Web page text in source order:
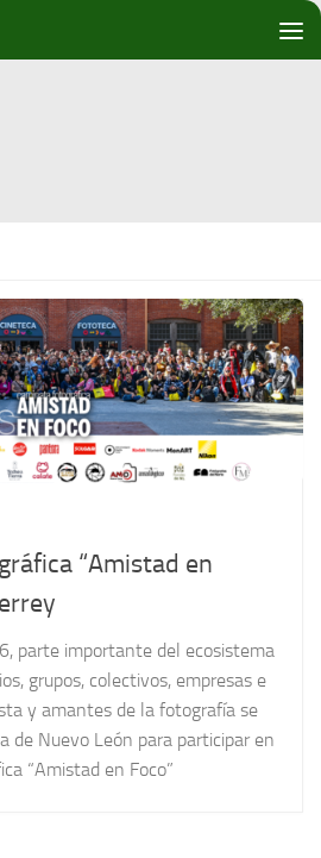
“Amistad en
parte importante del ecosistema
grupos, colectivos, empresas e
y amantes de la fotografía se
de Nuevo León para participar en
“Amistad en Foco”